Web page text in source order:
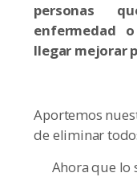
personas
enfermedad
llegar mejorar
Aportemos
de eliminar
Ahora que lo